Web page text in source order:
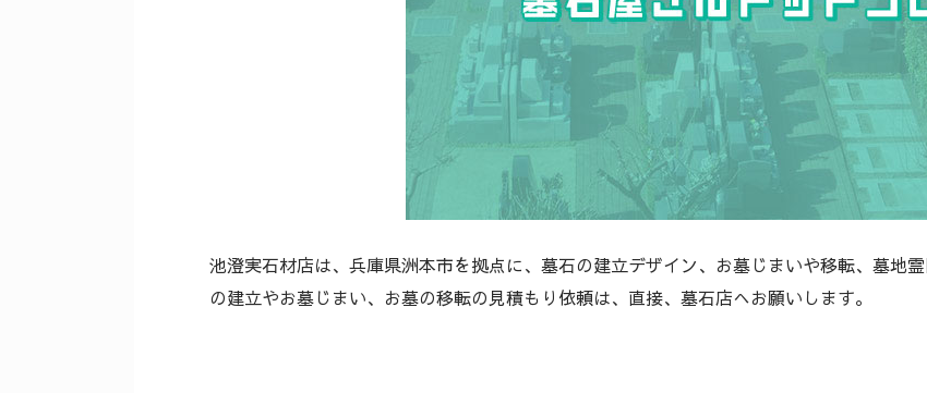
池澄実石材店は、兵庫県洲本市を拠点に、墓石の建立デザイン、お墓じまいや移転、墓地
の建立やお墓じまい、お墓の移転の見積もり依頼は、直接、墓石店へお願いします。